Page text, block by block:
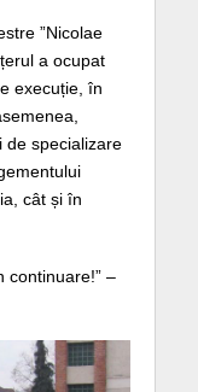
”Nicolae
a ocupat
execuție, în
de specializare
cât și în
continuare!” –